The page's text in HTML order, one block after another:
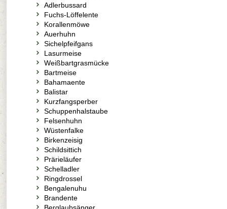
Adlerbussard
Fuchs-Löffelente
Korallenmöwe
Auerhuhn
Sichelpfeifgans
Lasurmeise
Weißbartgrasmücke
Bartmeise
Bahamaente
Balistar
Kurzfangsperber
Schuppenhalstaube
Felsenhuhn
Wüstenfalke
Birkenzeisig
Schildsittich
Prärieläufer
Schelladler
Ringdrossel
Bengalenuhu
Brandente